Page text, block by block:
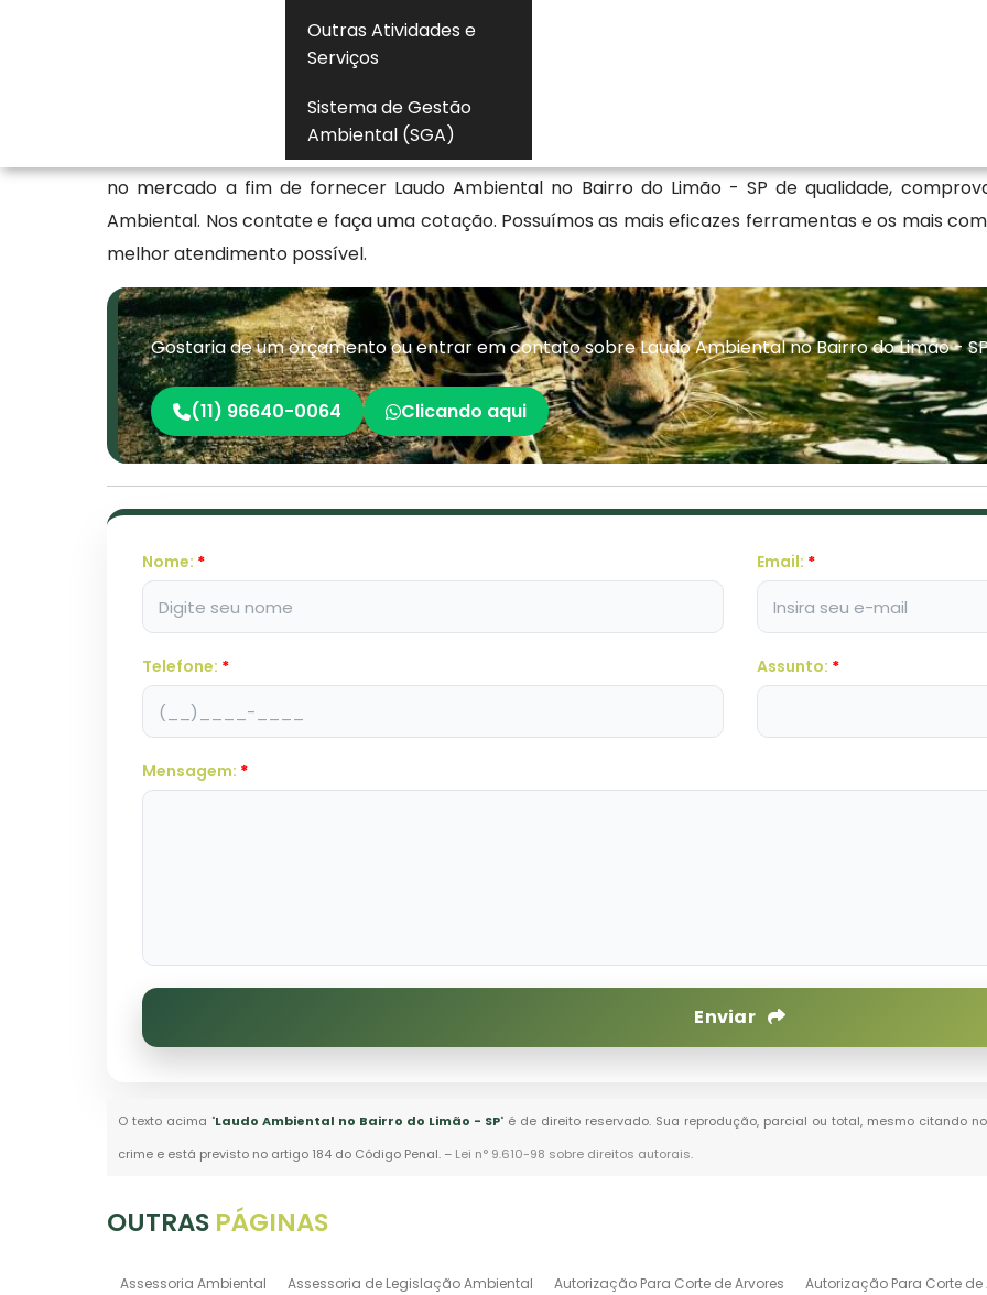
Outras Atividades e
Serviços
Sistema de Gestão
Ambiental (SGA)
Empresa especializada em análise e emissão de laudo
Além de ser especializada em Empresa de Plantio Florestal, Corte de Árvore em Terreno
Consulta Cadri e Empresa de Plantio de Arvores, a Florestativa Solucoes Ambientais Ltda investe
no mercado a fim de fornecer Laudo Ambiental no Bairro do Limão - SP de qualidade,
Ambiental. Nos contate e faça uma cotação. Possuímos as mais eficazes ferramentas e os mais
melhor atendimento possível.
Gostaria de um orçamento ou entrar em contato sobre Laudo Ambiental no Bairro do Limão -
(11) 96640-0064 Clicando aqui
Nome: * Email: *
Telefone: * Assunto: *
Mensagem: *
Enviar
O texto acima "Laudo Ambiental no Bairro do Limão - SP" é de direito reservado. Sua reprodução, parcial ou total, mesmo citando
crime e está previsto no artigo 184 do Código Penal. – Lei n° 9.610-98 sobre direitos autorais.
OUTRAS PÁGINAS
Assessoria Ambiental Assessoria de Legislação Ambiental Autorização Para Corte de Arvores
Autorização Para Corte de